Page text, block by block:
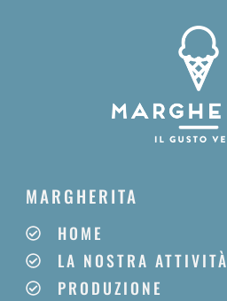
MARGHERITA
HOME
LA NOSTRA ATTIVITÀ
PRODUZIONE